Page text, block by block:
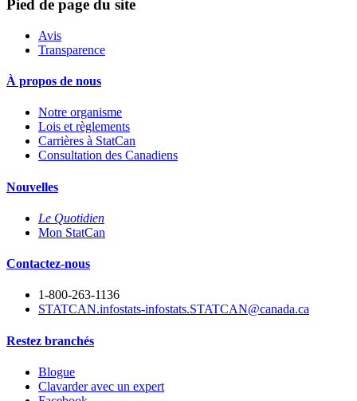
Pied de page du site
Avis
Transparence
À propos de nous
Notre organisme
Lois et règlements
Carrières à StatCan
Consultation des Canadiens
Nouvelles
Le Quotidien
Mon StatCan
Contactez-nous
1-800-263-1136
STATCAN.infostats-infostats.STATCAN@canada.ca
Restez branchés
Blogue
Clavarder avec un expert